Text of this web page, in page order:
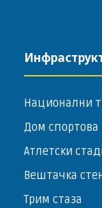
Национални
Дом спортова
Атлетски
Вештачка
Трим стаза